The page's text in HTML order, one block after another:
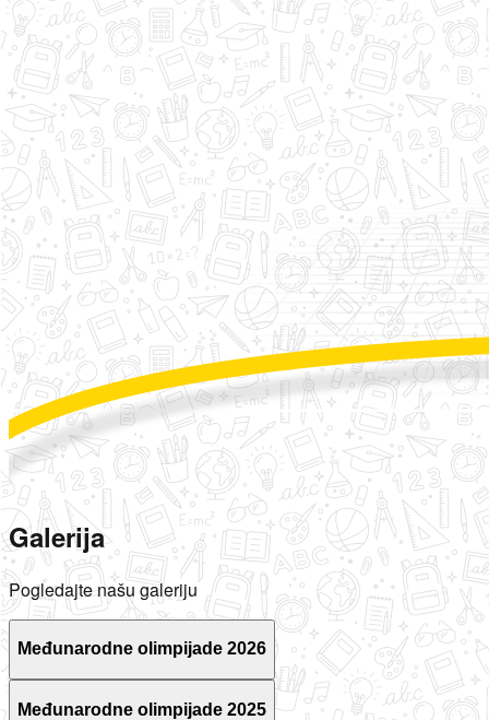
Galerija
Pogledajte našu galeriju
Međunarodne olimpijade 2026
Međunarodne olimpijade 2025